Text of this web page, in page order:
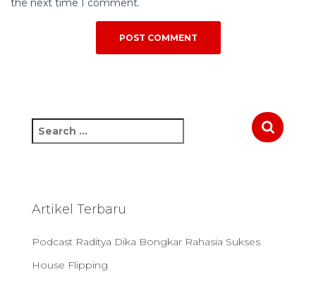
the next time I comment.
e
h
r
:
Artikel Terbaru
Podcast Raditya Dika Bongkar Rahasia Sukses
House Flipping